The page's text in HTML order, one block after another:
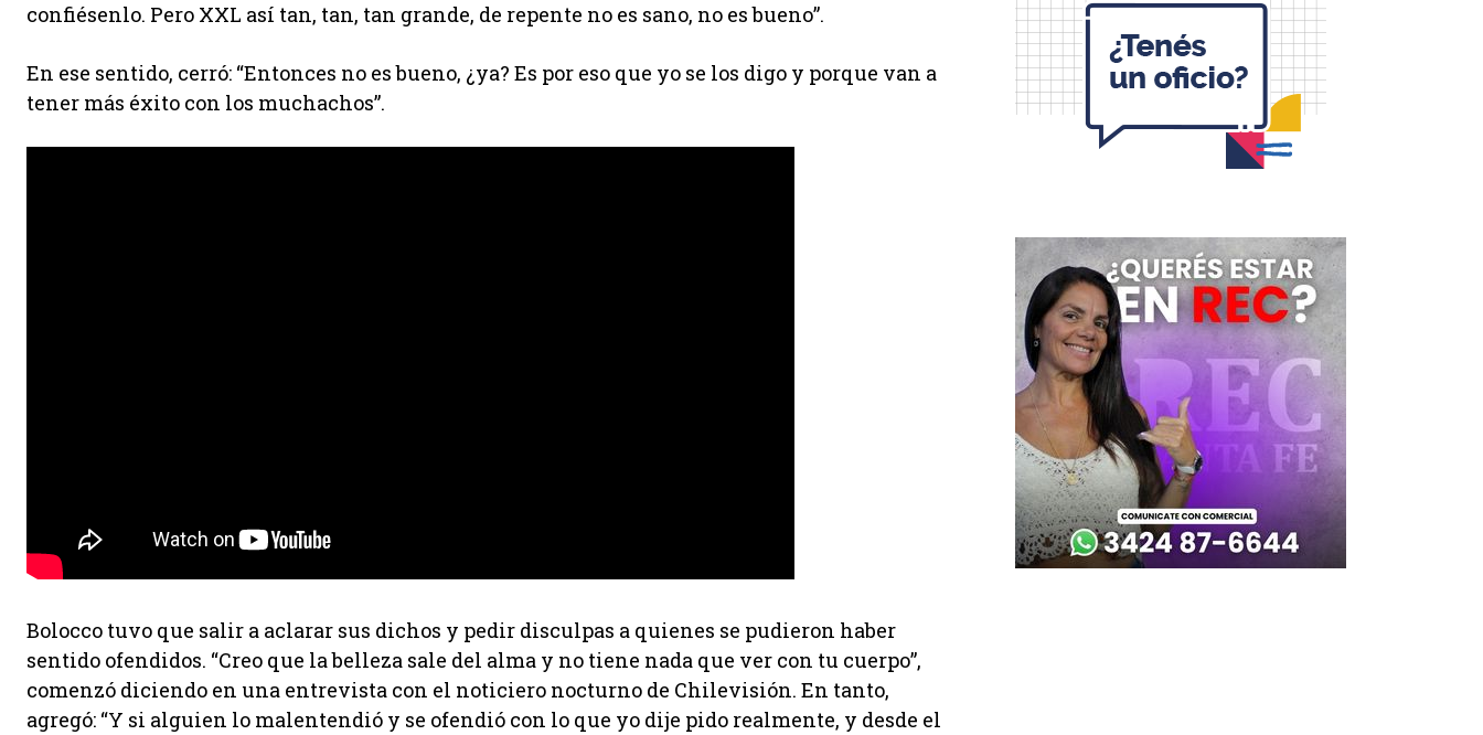
confiésenlo. Pero XXL así tan, tan, tan grande, de repente no es sano, no es bueno”.
En ese sentido, cerró: “Entonces no es bueno, ¿ya? Es por eso que yo se los digo y porque van a
tener más éxito con los muchachos”.
Bolocco tuvo que salir a aclarar sus dichos y pedir disculpas a quienes se pudieron haber
sentido ofendidos. “Creo que la belleza sale del alma y no tiene nada que ver con tu cuerpo”,
comenzó diciendo en una entrevista con el noticiero nocturno de Chilevisión. En tanto,
agregó: “Y si alguien lo malentendió y se ofendió con lo que yo dije pido realmente, y desde el